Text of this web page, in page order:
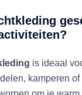
is ideaal
kamperen